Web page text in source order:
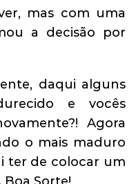
mas com uma
a decisão por
daqui alguns
e vocês
Agora
o mais maduro
ter de colocar um
Sorte!